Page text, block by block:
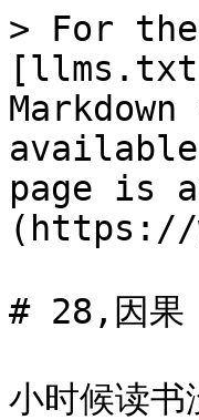
> For
page is
(https://
# 28,因果
小时候读